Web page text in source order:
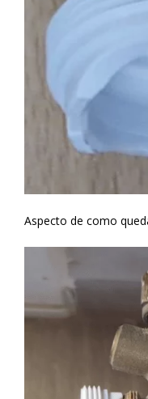
Aspecto de como